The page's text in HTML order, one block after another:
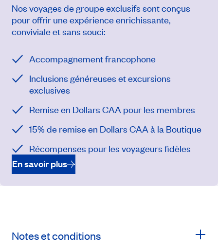
Nos voyages de groupe exclusifs sont conçus
pour offrir une expérience enrichissante,
conviviale et sans souci:
Accompagnement francophone
Inclusions généreuses et excursions
exclusives
Remise en Dollars CAA pour les membres
15% de remise en Dollars CAA à la Boutique
Récompenses pour les voyageurs fidèles
En savoir plus
Notes et conditions